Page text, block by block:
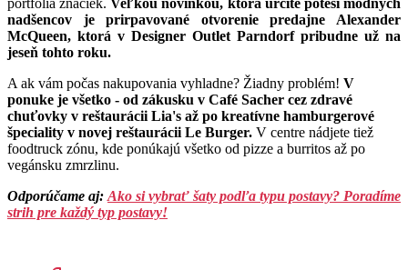
portfólia značiek.Veľkou novinkou, ktorá určite poteší módnych
nadšencov je prirpavované otvorenie predajne Alexander
McQueen, ktorá v Designer Outlet Parndorf pribudne už na
jeseň tohto roku.
A ak vám počas nakupovania vyhladne? Žiadny problém! V
ponuke je všetko - od zákusku v Café Sacher cez zdravé
chuťovky v reštaurácii Lia's až po kreatívne hamburgerové
špeciality v novej reštaurácii Le Burger. V centre nádjete tiež
foodtruck zónu, kde ponúkajú všetko od pizze a burritos až po
vegánsku zmrzlinu.
Odporúčame aj: Ako si vybrať šaty podľa typu postavy? Poradíme
strih pre každý typ postavy!